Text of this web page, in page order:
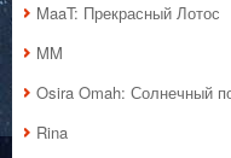
MaaT: Прекрасный Лотос
MM
Osira Omah: Солнечный
Rina